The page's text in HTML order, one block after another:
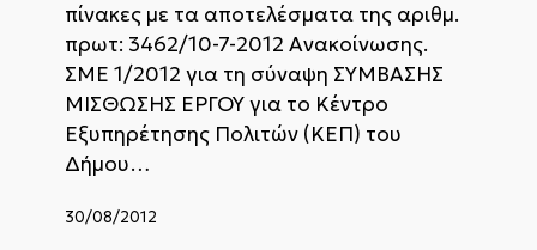
σύναψη
ΣΥΜΒΑΣΗΣ
ΜΙΣΘΩΣΗΣ
ΕΡΓΟΥ
Κέντρο
Πολιτών
πίνακες με τα αποτελέσματα της αριθμ.
πρωτ: 3462/10-7-2012 Ανακοίνωσης.
ΣΜΕ 1/2012 για τη σύναψη ΣΥΜΒΑΣΗΣ
ΜΙΣΘΩΣΗΣ ΕΡΓΟΥ για το Κέντρο
Εξυπηρέτησης Πολιτών (ΚΕΠ) του
Δήμου…
30/08/2012